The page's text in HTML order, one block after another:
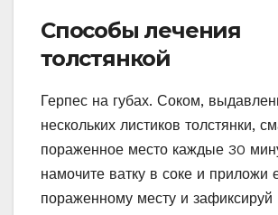
Способы лечения
толстянкой
Герпес на губах. Соком,
нескольких листиков толстянки,
пораженное место каждые 30
намочите ватку в соке и приложи
пораженному месту и зафиксируй